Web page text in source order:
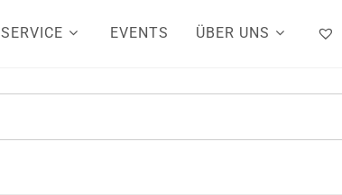
SERVICE EVENTS ÜBER UNS